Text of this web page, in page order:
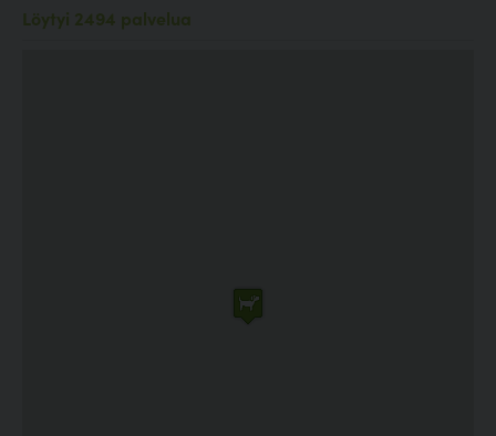
Löytyi 2494 palvelua